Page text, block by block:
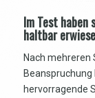
Im Test
haltbar
Nach mehreren
hervorragende